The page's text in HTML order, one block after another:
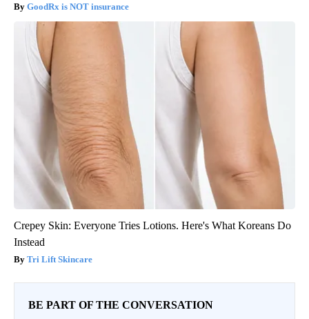
GoodRx is NOT insurance
Crepey Skin: Everyone Tries Lotions. Here's What Koreans Do
Instead
Tri Lift Skincare
BE PART OF THE CONVERSATION